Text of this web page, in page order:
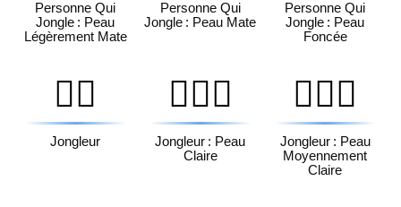
Personne Qui
Jongle : Peau
Légèrement Mate
Personne Qui
Jongle : Peau Mate
Personne Qui
Jongle : Peau
Foncée
🤹‍♂️
Jongleur
🤹🏻‍♂️
Jongleur : Peau
Claire
🤹🏼‍♂️
Jongleur : Peau
Moyennement
Claire